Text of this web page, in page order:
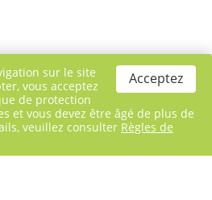
Acceptez
sur le site
vous acceptez
de protection
et vous devez être âgé de plus de
veuillez consulter Règles de